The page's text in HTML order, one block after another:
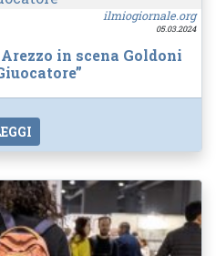
ilmiogiornale.org
05.03.2024
in scena Goldoni